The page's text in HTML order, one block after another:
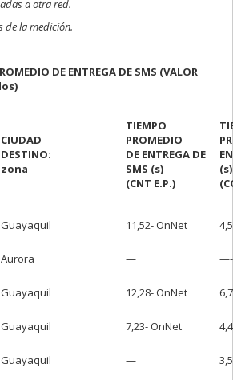
a otra red.
de la medición.
DE ENTREGA DE SMS (VALOR
CIUDAD
DESTINO:
zona
TIEMPO
PROMEDIO
DE ENTREGA DE
SMS (s)
(CNT E.P.)
(s)
Guayaquil 11,52- OnNet
Aurora — —-
Guayaquil 12,28- OnNet
Guayaquil 7,23- OnNet
Guayaquil —